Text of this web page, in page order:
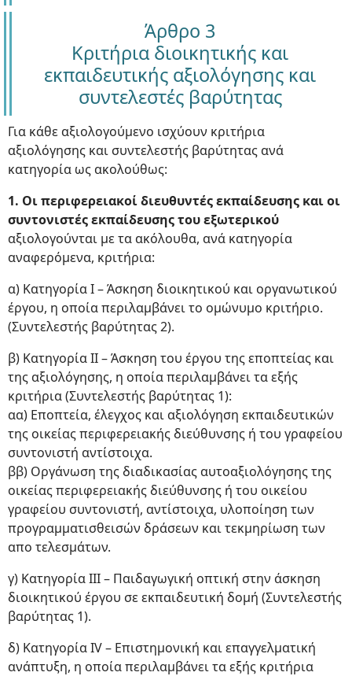
Άρθρο 3
Κριτήρια διοικητικής και
εκπαιδευτικής αξιολόγησης και
συντελεστές βαρύτητας
Για κάθε αξιολογούμενο ισχύουν κριτήρια
αξιολόγησης και συντελεστής βαρύτητας ανά
κατηγορία ως ακολούθως:
1. Οι περιφερειακοί διευθυντές εκπαίδευσης και οι
συντονιστές εκπαίδευσης του εξωτερικού
αξιολογούνται με τα ακόλουθα, ανά κατηγορία
αναφερόμενα, κριτήρια:
α) Κατηγορία Ι – Άσκηση διοικητικού και οργανωτικού
έργου, η οποία περιλαμβάνει το ομώνυμο κριτήριο.
(Συντελεστής βαρύτητας 2).
β) Κατηγορία ΙΙ – Άσκηση του έργου της εποπτείας και
της αξιολόγησης, η οποία περιλαμβάνει τα εξής
κριτήρια (Συντελεστής βαρύτητας 1):
αα) Εποπτεία, έλεγχος και αξιολόγηση εκπαιδευτικών
της οικείας περιφερειακής διεύθυνσης ή του γραφείου
συντονιστή αντίστοιχα.
ββ) Οργάνωση της διαδικασίας αυτοαξιολόγησης της
οικείας περιφερειακής διεύθυνσης ή του οικείου
γραφείου συντονιστή, αντίστοιχα, υλοποίηση των
προγραμματισθεισών δράσεων και τεκμηρίωση των
απο τελεσμάτων.
γ) Κατηγορία ΙΙΙ – Παιδαγωγική οπτική στην άσκηση
διοικητικού έργου σε εκπαιδευτική δομή (Συντελεστής
βαρύτητας 1).
δ) Κατηγορία ΙV – Επιστημονική και επαγγελματική
ανάπτυξη, η οποία περιλαμβάνει τα εξής κριτήρια